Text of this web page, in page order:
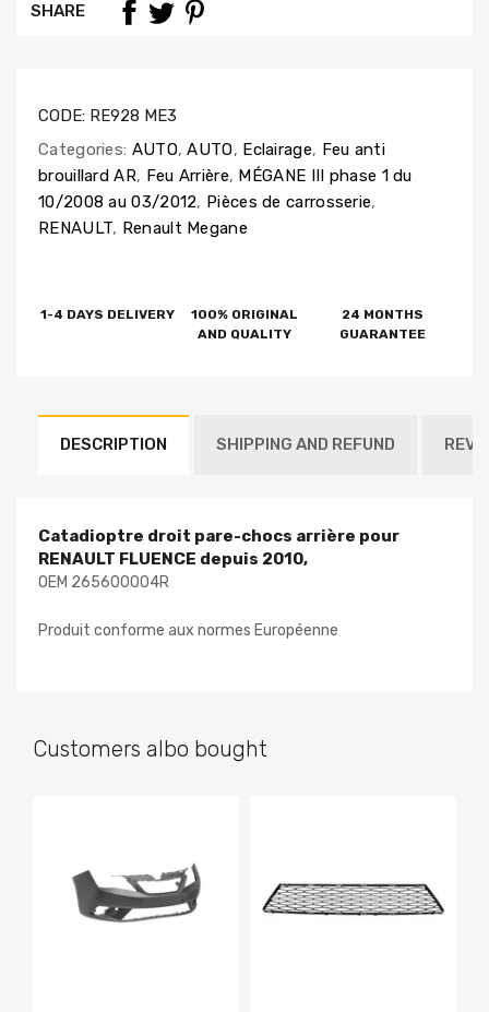
SHARE
CODE: RE928 ME3
Categories: AUTO, AUTO, Eclairage, Feu anti
brouillard AR, Feu Arrière, MÉGANE III phase 1 du
10/2008 au 03/2012, Pièces de carrosserie,
RENAULT, Renault Megane
1-4 DAYS DELIVERY
100% ORIGINAL
AND QUALITY
24 MONTHS
GUARANTEE
DESCRIPTION SHIPPING AND REFUND
Catadioptre droit pare-chocs arrière pour
RENAULT FLUENCE depuis 2010,
OEM 265600004R
Produit conforme aux normes Européenne
Customers albo bought